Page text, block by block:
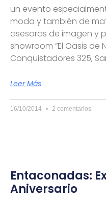
un evento
moda y también de
asesoras de imagen y
showroom “El Oasis de
Conquistadores 325,
Leer Más
16/10/2014 2 comentarios
Entaconadas:
Aniversario